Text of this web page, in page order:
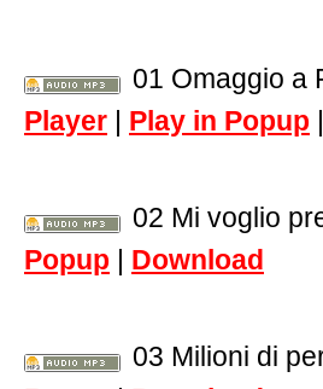
01 Omaggio a
Player | Play in Popup |
02 Mi voglio
Popup | Download
03 Milioni di